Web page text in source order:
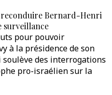
reconduire Bernard-Henri
surveillance
pour pouvoir
à la présidence de son
soulève des interrogations
pro-israélien sur la